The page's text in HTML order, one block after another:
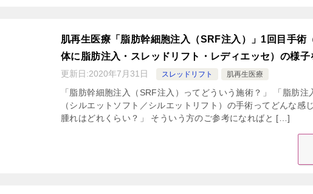
肌再生医療「脂肪幹細胞注入（SRF注入）」1回目手術
体に脂肪注入・スレッドリフト・レディエッセ）の様子
更新日:2020年7月31日 スレッドリフト 肌再生医療
「脂肪幹細胞注入（SRF注入）ってどういう施術？」 「脂肪注
（シルエットソフト／シルエットリフト）の手術ってどんな感
腫れはどれくらい？」 そういう方のご参考になればと […]